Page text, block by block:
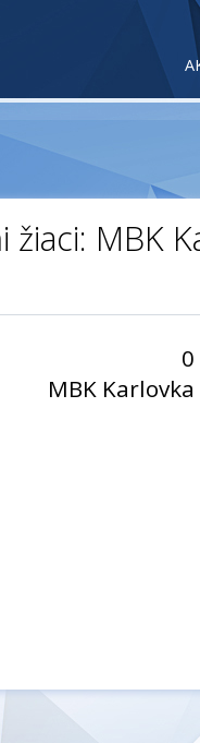
MBK
0
MBK Karlovka